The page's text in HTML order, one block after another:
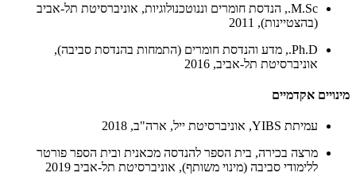
M.Sc., הנדסת חומרים וננוטכנולוגיות, אוניברסיטת תל-אביב
(בהצטיינות), 2011
Ph.D., מדע והנדסת חומרים (התמחות בהנדסת סביבה),
אוניברסיטת תל-אביב, 2016
מינויים אקדמיים
עמיתת YIBS, אוניברסיטת ייל, ארה"ב, 2018
מרצה בכירה, בית הספר להנדסה מכאנית ובית הספר פורטר
ללימודי סביבה (מינוי משותף), אוניברסיטת תל-אביב 2019